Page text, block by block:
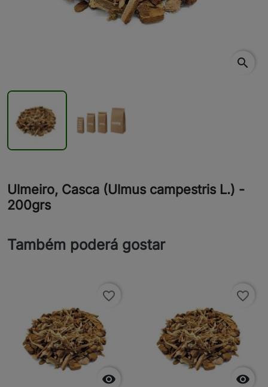
search
Ulmeiro, Casca (Ulmus campestris L.) -
200grs
Também poderá gostar

favorite_border

favorite_border